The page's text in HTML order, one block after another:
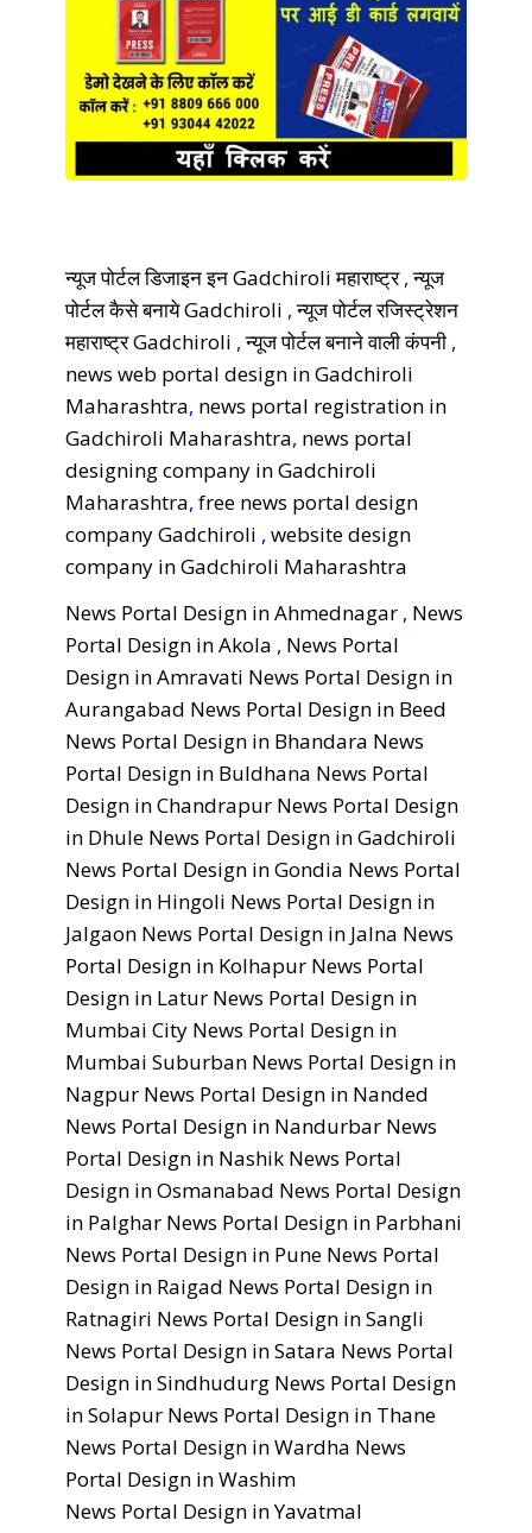
न्यूज पोर्टल डिजाइन इन Gadchiroli महाराष्ट्र,न्यूज
पोर्टल कैसे बनाये Gadchiroli ,न्यूज पोर्टल रजिस्ट्रेशन
महाराष्ट्र Gadchiroli ,न्यूज पोर्टल बनाने वाली कंपनी ,
news web portal design in Gadchiroli
Maharashtra, news portal registration in
Gadchiroli Maharashtra, news portal
designing company in Gadchiroli
Maharashtra,free news portal design
company Gadchiroli ,website design
company in Gadchiroli Maharashtra
News Portal Design in Ahmednagar , News
Portal Design in Akola , News Portal
Design in Amravati News Portal Design in
Aurangabad News Portal Design in Beed
News Portal Design in Bhandara News
Portal Design in Buldhana News Portal
Design in Chandrapur News Portal Design
in Dhule News Portal Design in Gadchiroli
News Portal Design in Gondia News Portal
Design in Hingoli News Portal Design in
Jalgaon News Portal Design in Jalna News
Portal Design in Kolhapur News Portal
Design in Latur News Portal Design in
Mumbai City News Portal Design in
Mumbai Suburban News Portal Design in
Nagpur News Portal Design in Nanded
News Portal Design in Nandurbar News
Portal Design in Nashik News Portal
Design in Osmanabad News Portal Design
in Palghar News Portal Design in Parbhani
News Portal Design in Pune News Portal
Design in Raigad News Portal Design in
Ratnagiri News Portal Design in Sangli
News Portal Design in Satara News Portal
Design in Sindhudurg News Portal Design
in Solapur News Portal Design in Thane
News Portal Design in Wardha News
Portal Design in Washim
News Portal Design in Yavatmal